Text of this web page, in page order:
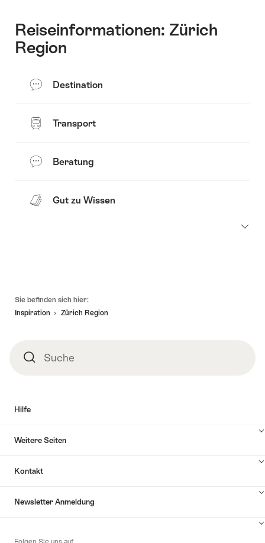
Reiseinformationen: Zürich
Region
Destination
Transport
Beratung
Gut zu Wissen
Sie befinden sich hier:
Inspiration
Zürich Region
SucheSuche
Hilfe
Inhalte
Weitere Seiten
Inhalte
anzuzeigen
Kontakt
Inhalte
Newsletter Anmeldung
zu